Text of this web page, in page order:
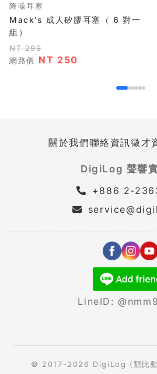
降噪耳塞
Mack's 成人矽膠耳塞（ 6 對一
組）
NT 299
網路價 NT 250
關於我們聯絡資訊徵才
DigiLog 聲響
+886 2-
LineID:
© 2017-2026 DigiLog (類比動